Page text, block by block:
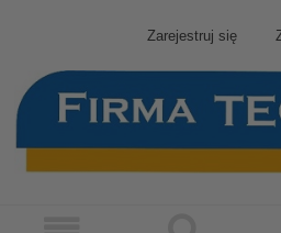
Zarejestruj się